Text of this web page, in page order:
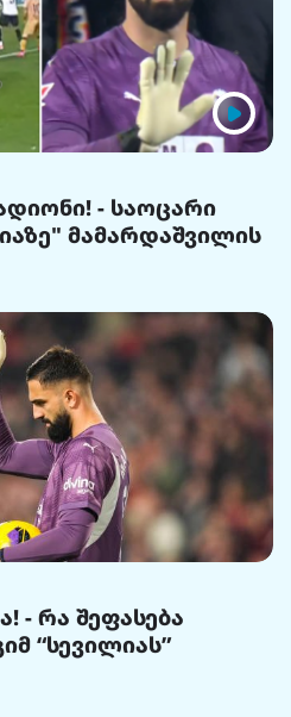
- საოცარი
მამარდაშვილის
- რა შეფასება
“სევილიას”